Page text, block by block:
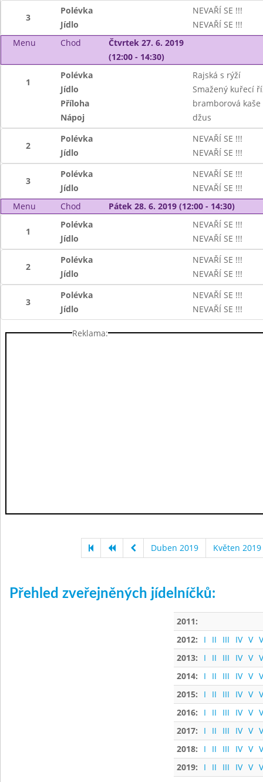
3
Polévka
NEVAŘÍ SE !!!
Jídlo
NEVAŘÍ SE !!!
Menu
Chod
Čtvrtek 27. 6. 2019
(12:00 - 14:30)
1
Polévka
Rajská s rýží
Jídlo
Smažený kuřecí
Příloha
bramborová kaše
Nápoj
džus
2
Polévka
NEVAŘÍ SE !!!
Jídlo
NEVAŘÍ SE !!!
3
Polévka
NEVAŘÍ SE !!!
Jídlo
NEVAŘÍ SE !!!
Menu
Chod Pátek 28. 6. 2019 (12:00 - 14:30)
1
Polévka
NEVAŘÍ SE !!!
Jídlo
NEVAŘÍ SE !!!
2
Polévka
NEVAŘÍ SE !!!
Jídlo
NEVAŘÍ SE !!!
3
Polévka
NEVAŘÍ SE !!!
Jídlo
NEVAŘÍ SE !!!
Reklama:
Duben 2019 Květen 2019
Přehled zveřejněných jídelníčků:
2011:
2012:
I II III IV V
2013:
I II III IV V
2014:
I II III IV V
2015:
I II III IV V
2016:
I II III IV V
2017:
I II III IV V
2018:
I II III IV V
2019:
I II III IV V